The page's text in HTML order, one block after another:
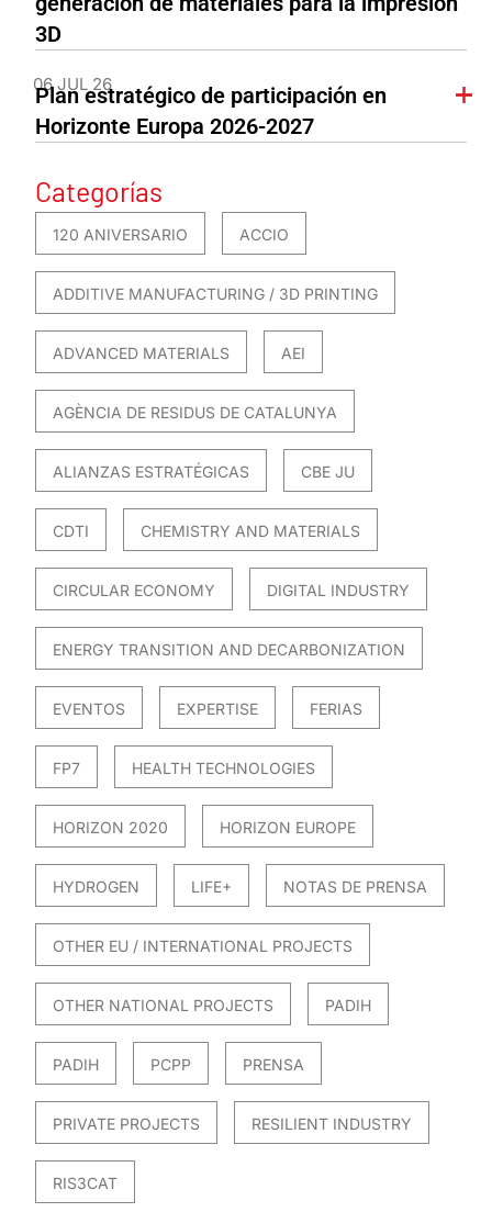
3D
06 JUL 26
Plan estratégico de participación en
Horizonte Europa 2026-2027
Categorías
120 ANIVERSARIO ACCIO
ADDITIVE MANUFACTURING / 3D PRINTING
ADVANCED MATERIALS AEI
AGÈNCIA DE RESIDUS DE CATALUNYA
ALIANZAS ESTRATÉGICAS CBE JU
CDTI CHEMISTRY AND MATERIALS
CIRCULAR ECONOMY DIGITAL INDUSTRY
ENERGY TRANSITION AND DECARBONIZATION
EVENTOS EXPERTISE FERIAS
FP7 HEALTH TECHNOLOGIES
HORIZON 2020 HORIZON EUROPE
HYDROGEN LIFE+ NOTAS DE PRENSA
OTHER EU / INTERNATIONAL PROJECTS
OTHER NATIONAL PROJECTS PADIH
PADIH PCPP PRENSA
PRIVATE PROJECTS RESILIENT INDUSTRY
RIS3CAT